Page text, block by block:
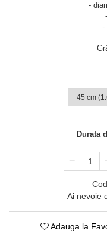
-
-
Durata
Ai nevoie
Adauga la